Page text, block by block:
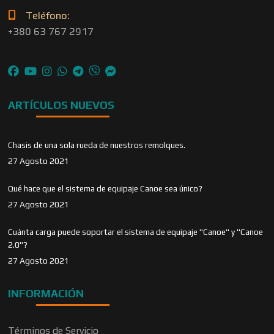
Teléfono:
+380 63 767 2917
ARTÍCULOS NUEVOS
Chasis de una sola rueda de nuestros remolques.
27 Agosto 2021
Qué hace que el sistema de equipaje Canoe sea único?
27 Agosto 2021
Cuánta carga puede soportar el sistema de equipaje "Canoe" y "Canoe
2.0"?
27 Agosto 2021
INFORMACIÓN
Términos de Servicio